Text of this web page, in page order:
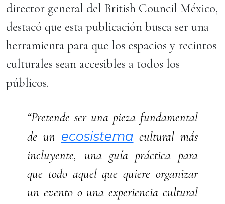
director general del British Council México,
destacó que esta publicación busca ser una
herramienta para que los espacios y recintos
culturales sean accesibles a todos los
públicos.
“Pretende ser una pieza fundamental
de un ecosistema cultural más
incluyente, una guía práctica para
que todo aquel que quiere organizar
un evento o una experiencia cultural